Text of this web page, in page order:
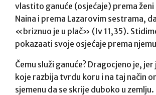
vlastito ganuće (osjećaje) prema ženi
Naina i prema Lazarovim sestrama,
«briznuo je u plač» (Iv 11,35).
pokazaati svoje osjećaje prema
Čemu služi ganuće? Dragocjeno je,
koje razbija tvrdu koru i na taj način
sjemenu da se skrije ​​duboko u zemlju.